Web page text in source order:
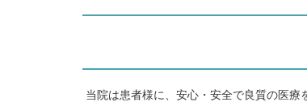
当院は患者様に、安心・安全で良質の医療